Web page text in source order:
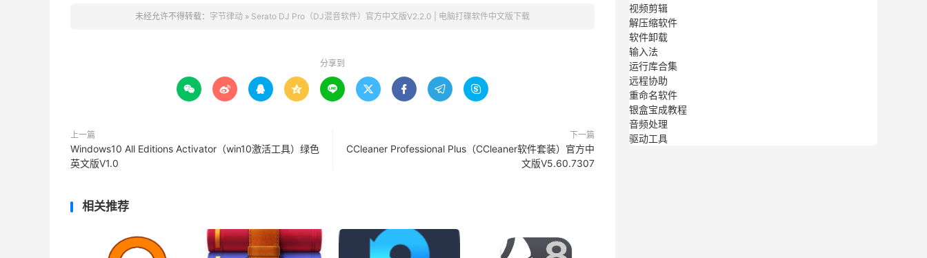
未经允许不得转载： 字节律动 » Serato DJ Pro（DJ混音软件）官方中文版V2.2.0 | 电脑打碟软件中文版下载
分享到
        
上一篇
Windows10 All Editions Activator（win10激活工具）绿色
英文版V1.0
下一篇
CCleaner Professional Plus（CCleaner软件套装）官方中
文版V5.60.7307
相关推荐
视频剪辑
解压缩软件
软件卸载
输入法
运行库合集
远程协助
重命名软件
银盒宝成教程
音频处理
驱动工具